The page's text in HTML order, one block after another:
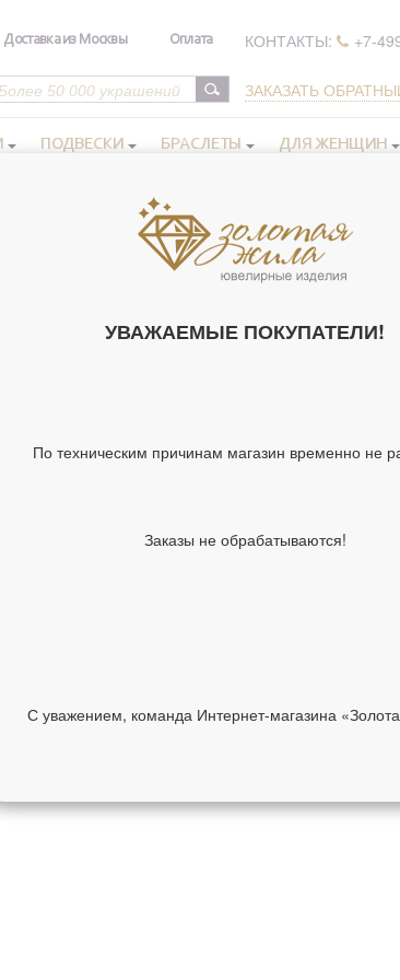
Доставка из Москвы Оплата КОНТАКТЫ: +7-
ЗАКАЗАТЬ
ПОДВЕСКИ БРАСЛЕТЫ ДЛЯ ЖЕНЩИН
ПРАВОСЛАВНЫЕ КОЛЬЦА
можно купить
УВАЖАЕМЫЕ ПОКУПАТЕЛИ!
По техническим причинам магазин временно не
Заказы не обрабатываются!
С уважением, команда Интернет-магазина